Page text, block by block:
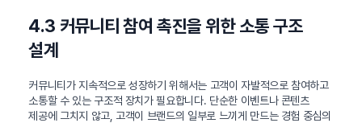
4.3 커뮤니티 참여 촉진을 위한 소통 구조
설계
커뮤니티가 지속적으로 성장하기 위해서는 고객이 자발적으로 참여하고
소통할 수 있는 구조적 장치가 필요합니다. 단순한 이벤트나 콘텐츠
제공에 그치지 않고, 고객이 브랜드의 일부로 느끼게 만드는 경험 중심의